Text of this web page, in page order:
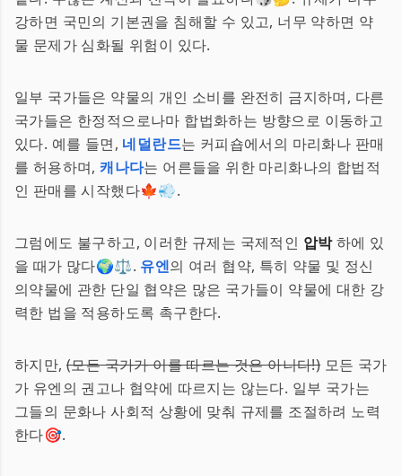
강하면 국민의 기본권을 침해할 수 있고, 너무 약하면 약
물 문제가 심화될 위험이 있다.
일부 국가들은 약물의 개인 소비를 완전히 금지하며, 다른
국가들은 한정적으로나마 합법화하는 방향으로 이동하고
있다. 예를 들면, 네덜란드는 커피숍에서의 마리화나 판매
를 허용하며,캐나다는 어른들을 위한 마리화나의 합법적
인 판매를 시작했다🍁💨.
그럼에도 불구하고, 이러한 규제는 국제적인 압박하에 있
을 때가 많다🌍⚖️. 유엔의 여러 협약, 특히 약물 및 정신
의약물에 관한 단일 협약은 많은 국가들이 약물에 대한 강
력한 법을 적용하도록 촉구한다.
하지만, (모든 국가가 이를 따르는 것은 아니다!)모든 국가
가 유엔의 권고나 협약에 따르지는 않는다. 일부 국가는
그들의 문화나 사회적 상황에 맞춰 규제를 조절하려 노력
한다🎯.